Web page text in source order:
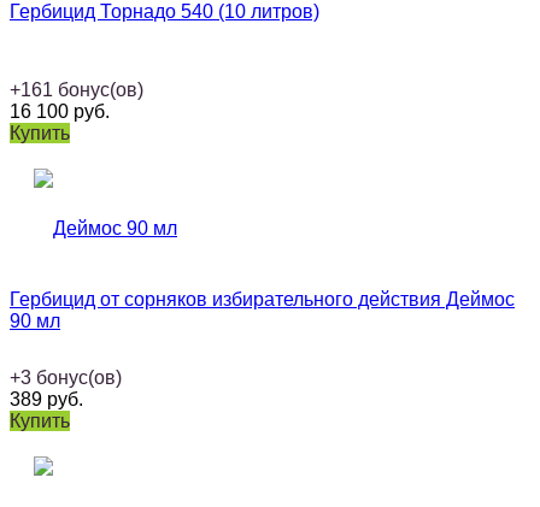
Гербицид Торнадо 540 (10 литров)
+161 бонус(ов)
16 100 руб.
Купить
Гербицид от сорняков избирательного действия Деймос
90 мл
+3 бонус(ов)
389 руб.
Купить